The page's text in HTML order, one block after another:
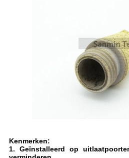
Kenmerken:
1. Geïnstalleerd op